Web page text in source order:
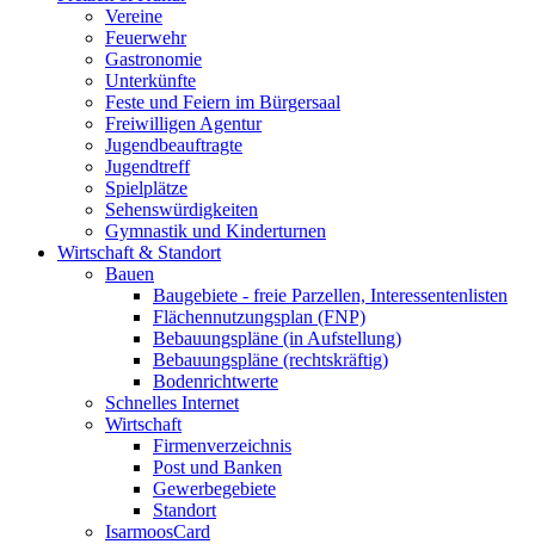
Vereine
Feuerwehr
Gastronomie
Unterkünfte
Feste und Feiern im Bürgersaal
Freiwilligen Agentur
Jugendbeauftragte
Jugendtreff
Spielplätze
Sehenswürdigkeiten
Gymnastik und Kinderturnen
Wirtschaft & Standort
Bauen
Baugebiete - freie Parzellen, Interessentenlisten
Flächennutzungsplan (FNP)
Bebauungspläne (in Aufstellung)
Bebauungspläne (rechtskräftig)
Bodenrichtwerte
Schnelles Internet
Wirtschaft
Firmenverzeichnis
Post und Banken
Gewerbegebiete
Standort
IsarmoosCard